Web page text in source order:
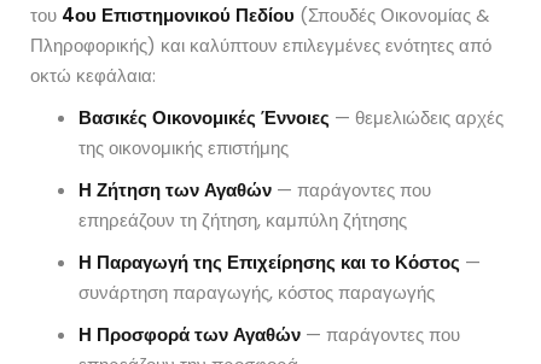
του 4ου Επιστημονικού Πεδίου (Σπουδές Οικονομίας &
Πληροφορικής) και καλύπτουν επιλεγμένες ενότητες από
οκτώ κεφάλαια:
Βασικές Οικονομικές Έννοιες — θεμελιώδεις αρχές
της οικονομικής επιστήμης
Η Ζήτηση των Αγαθών — παράγοντες που
επηρεάζουν τη ζήτηση, καμπύλη ζήτησης
Η Παραγωγή της Επιχείρησης και το Κόστος —
συνάρτηση παραγωγής, κόστος παραγωγής
Η Προσφορά των Αγαθών — παράγοντες που